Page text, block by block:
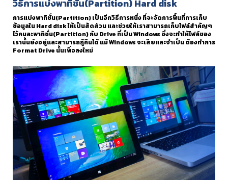
วิธีการแบ่งพาทิชั่น(Partition) Hard disk
การแบ่งพาทิชั่น(Partition) เป็นอีกวิธีการหนึ่ง ที่จะจัดการพื้นที่การเก็บ
ข้อมูลใน Hard disk ให้เป็นสัดส่วน และช่วยให้เราสามารถเก็บไฟล์สำคัญๆ
ไว้คนละพาทิชั่น(Partition) กับ Drive ที่เป็น Windows ซึ่งจะทำให้ไฟล์ของ
เรานั้นยังอยู่และสามารถกู้คืนได้ แม้ Windows จะเสียและจำเป็น ต้องทำการ
Format Drive นั้นเพื่อลงใหม่